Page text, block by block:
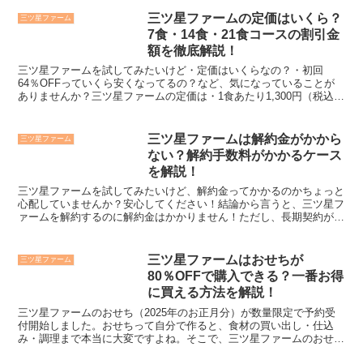
三ツ星ファーム
三ツ星ファームの定価はいくら？
7食・14食・21食コースの割引金
額を徹底解説！
三ツ星ファームを試してみたいけど・定価はいくらなの？・初回
64％OFFっていくら安くなってるの？など、気になっていることが
ありませんか？三ツ星ファームの定価は・1食あたり1,300円（税込）
三ツ星ファーム
三ツ星ファームは解約金がかから
ない？解約手数料がかかるケース
を解説！
三ツ星ファームを試してみたいけど、解約金ってかかるのかちょっと
心配していませんか？安心してください！結論から言うと、三ツ星フ
ァームを解約するのに解約金はかかりません！ただし、長期契約が条
三ツ星ファーム
三ツ星ファームはおせちが
80％OFFで購入できる？一番お得
に買える方法を解説！
三ツ星ファームのおせち（2025年のお正月分）が数量限定で予約受
付開始しました。おせちって自分で作ると、食材の買い出し・仕込
み・調理まで本当に大変ですよね。そこで、三ツ星ファームのおせち